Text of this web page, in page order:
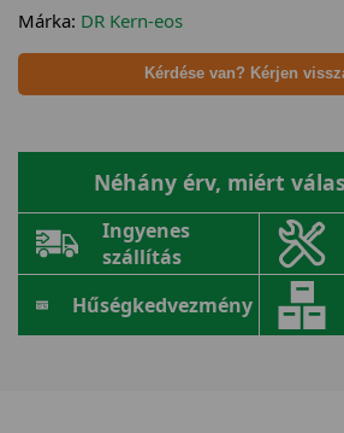
Márka: DR Kern-eos
Kérdése van? Kérjen
Néhány érv, miért
Ingyenes
szállítás
Hűségkedvezmény